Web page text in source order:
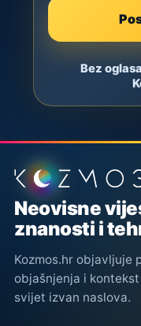
Bez
Podnožje
Neovisne
znanosti i
Kozmos.hr objavljuje
objašnjenja i
svijet izvan naslova.